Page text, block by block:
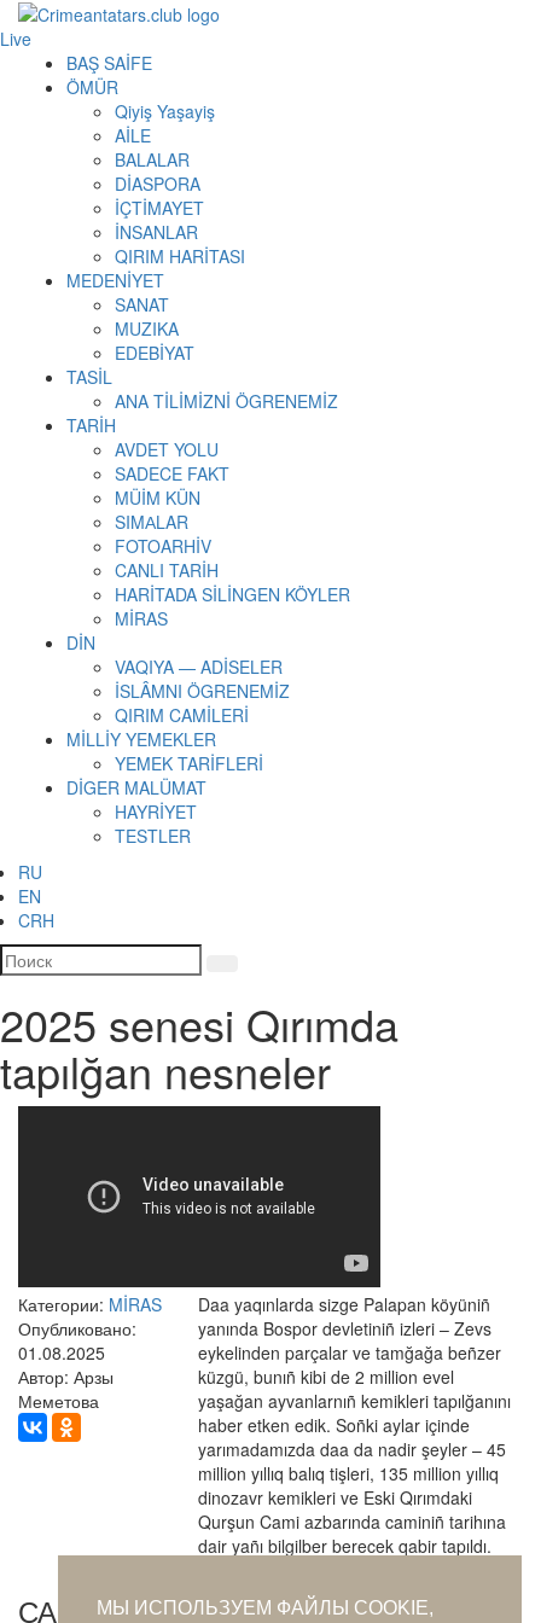
Live
BAŞ SAİFE
ÖMÜR
Qiyiş Yaşayiş
AİLE
BALALAR
DİASPORA
İÇTİMAYET
İNSANLAR
QIRIM HARİTASI
MEDENİYET
SANAT
MUZIKA
EDEBİYAT
TASİL
ANA TİLİMİZNİ ÖGRENEMİZ
TARİH
AVDET YOLU
SADECE FAKT
MÜİM KÜN
SIMАLAR
FOTOARHİV
CANLI TARİH
HARİTADA SİLİNGEN KÖYLER
MİRAS
DİN
VAQIYA — ADİSELER
İSLÂMNI ÖGRENEMİZ
QIRIM CAMİLERİ
MİLLİY YEMEKLER
YEMEK TARİFLERİ
DİGER MALÜMAT
HAYRİYET
TESTLER
RU
EN
CRH
2025 senesi Qırımda
tapılğan nesneler
Категории: MİRAS
Опубликовано:
01.08.2025
Автор: Арзы
Меметова
Daa yaqınlarda sizge Palapan köyüniñ
yanında Bospor devletiniñ izleri – Zevs
eykelinden parçalar ve tamğağa beñzer
küzgü, bunıñ kibi de 2 million evel
yaşağan ayvanlarnıñ kemikleri tapılğanını
haber etken edik. Soñki aylar içinde
yarımadamızda daa da nadir şeyler – 45
million yıllıq balıq tişleri, 135 million yıllıq
dinozavr kemikleri ve Eski Qırımdaki
Qurşun Cami azbarında caminiñ tarihına
dair yañı bilgilber berecek qabir tapıldı.
САМОЕ ПОПУЛЯРНОЕ ЗА СУТКИ
МЫ ИСПОЛЬЗУЕМ ФАЙЛЫ COOKIE,